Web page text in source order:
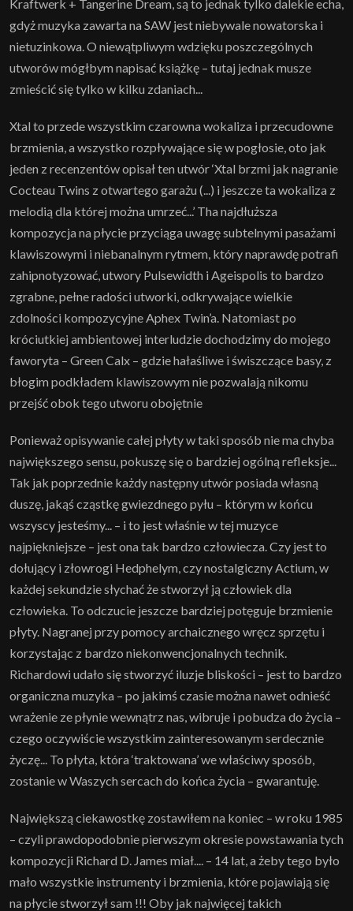
Kraftwerk + Tangerine Dream, są to jednak tylko dalekie echa,
gdyż muzyka zawarta na SAW jest niebywale nowatorska i
nietuzinkowa. O niewątpliwym wdzięku poszczególnych
utworów mógłbym napisać książkę – tutaj jednak musze
zmieścić się tylko w kilku zdaniach...
Xtal to przede wszystkim czarowna wokaliza i przecudowne
brzmienia, a wszystko rozpływające się w pogłosie, oto jak
jeden z recenzentów opisał ten utwór ‘Xtal brzmi jak nagranie
Cocteau Twins z otwartego garażu (...) i jeszcze ta wokaliza z
melodią dla której można umrzeć...’ Tha najdłuższa
kompozycja na płycie przyciąga uwagę subtelnymi pasażami
klawiszowymi i niebanalnym rytmem, który naprawdę potrafi
zahipnotyzować, utwory Pulsewidth i Ageispolis to bardzo
zgrabne, pełne radości utworki, odkrywające wielkie
zdolności kompozycyjne Aphex Twin’a. Natomiast po
króciutkiej ambientowej interludzie dochodzimy do mojego
faworyta – Green Calx – gdzie hałaśliwe i świszczące basy, z
błogim podkładem klawiszowym nie pozwalają nikomu
przejść obok tego utworu obojętnie
Ponieważ opisywanie całej płyty w taki sposób nie ma chyba
największego sensu, pokuszę się o bardziej ogólną refleksje...
Tak jak poprzednie każdy następny utwór posiada własną
duszę, jakąś cząstkę gwiezdnego pyłu – którym w końcu
wszyscy jesteśmy... – i to jest właśnie w tej muzyce
najpiękniejsze – jest ona tak bardzo człowiecza. Czy jest to
dołujący i złowrogi Hedphelym, czy nostalgiczny Actium, w
każdej sekundzie słychać że stworzył ją człowiek dla
człowieka. To odczucie jeszcze bardziej potęguje brzmienie
płyty. Nagranej przy pomocy archaicznego wręcz sprzętu i
korzystając z bardzo niekonwencjonalnych technik.
Richardowi udało się stworzyć iluzje bliskości – jest to bardzo
organiczna muzyka – po jakimś czasie można nawet odnieść
wrażenie ze płynie wewnątrz nas, wibruje i pobudza do życia –
czego oczywiście wszystkim zainteresowanym serdecznie
życzę... To płyta, która ‘traktowana’ we właściwy sposób,
zostanie w Waszych sercach do końca życia – gwarantuję.
Największą ciekawostkę zostawiłem na koniec – w roku 1985
– czyli prawdopodobnie pierwszym okresie powstawania tych
kompozycji Richard D. James miał.... – 14 lat, a żeby tego było
mało wszystkie instrumenty i brzmienia, które pojawiają się
na płycie stworzył sam !!! Oby jak najwięcej takich